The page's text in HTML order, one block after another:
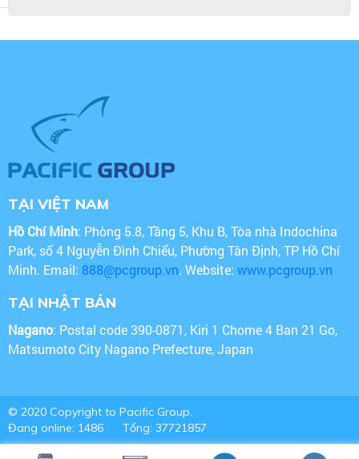
TẠI VIỆT NAM
Hồ Chí Minh: Phòng 5.8, Tầng 5, Khu B, Tòa nhà Indochina
Park, số 4 Nguyễn Đình Chiểu, Phường Tân Định, TP Hồ Chí
Minh. Email: 888@pcgroup.vn. Website: www.pcgroup.vn
TẠI NHẬT BẢN
Nagano: Postal code 390-0871, Kiri 1 Chome 4 Ban 21 Go,
Matsumoto City Nagano Prefecture, Japan
© 2020 Copyright to Pacific Group.
Đang online: 1486
Tổng: 37721857